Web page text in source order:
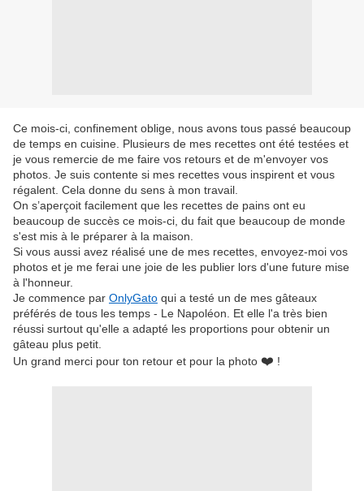
Ce mois-ci, confinement oblige, nous avons tous passé beaucoup
de temps en cuisine. Plusieurs de mes recettes ont été testées et
je vous remercie de me faire vos retours et de m'envoyer vos
photos. Je suis contente si mes recettes vous inspirent et vous
régalent. Cela donne du sens à mon travail.
On s’aperçoit facilement que les recettes de pains ont eu
beaucoup de succès ce mois-ci, du fait que beaucoup de monde
s'est mis à le préparer à la maison.
Si vous aussi avez réalisé une de mes recettes, envoyez-moi vos
photos et je me ferai une joie de les publier lors d'une future mise
à l'honneur.
Je commence par OnlyGato qui a testé un de mes gâteaux
préférés de tous les temps - Le Napoléon. Et elle l'a très bien
réussi surtout qu'elle a adapté les proportions pour obtenir un
gâteau plus petit.
Un grand merci pour ton retour et pour la photo ❤️ !